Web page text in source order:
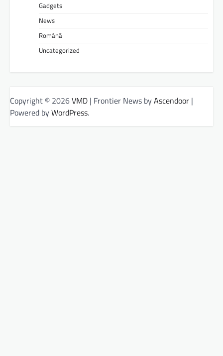
Gadgets
News
Română
Uncategorized
Copyright © 2026VMD | Frontier News byAscendoor |
Powered byWordPress.